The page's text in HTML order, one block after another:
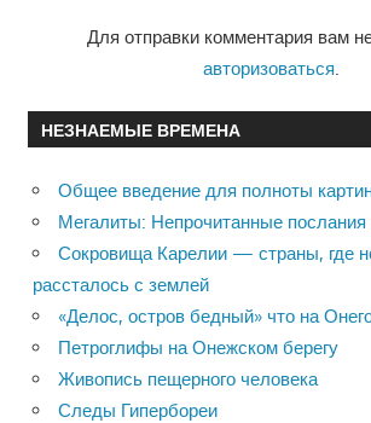
Для отправки комментария вам
авторизоваться
НЕЗНАЕМЫЕ ВРЕМЕНА
Общее введение для полноты
Мегалиты: Непрочитанные послания
Сокровища Карелии — страны, где
рассталось с землей
«Делос, остров бедный» что на
Петроглифы на Онежском берегу
Живопись пещерного человека
Следы Гипербореи